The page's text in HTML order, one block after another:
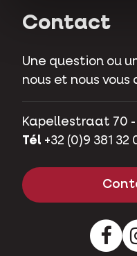
Contact
Une question ou
nous et nous vous
Kapellestraat 70 -
Tél +32 (0)9 381 32